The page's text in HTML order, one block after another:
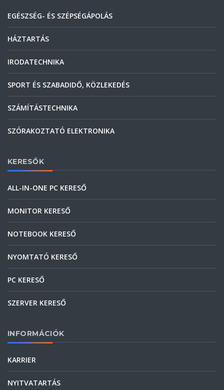
EGÉSZSÉG- ÉS SZÉPSÉGÁPOLÁS
HÁZTARTÁS
IRODATECHNIKA
SPORT ÉS SZABADIDŐ, KÖZLEKEDÉS
SZÁMÍTÁSTECHNIKA
SZÓRAKOZTATÓ ELEKTRONIKA
KERESŐK
ALL-IN-ONE PC KERESŐ
MONITOR KERESŐ
NOTEBOOK KERESŐ
NYOMTATÓ KERESŐ
PC KERESŐ
SZERVER KERESŐ
INFORMÁCIÓK
KARRIER
NYITVATARTÁS